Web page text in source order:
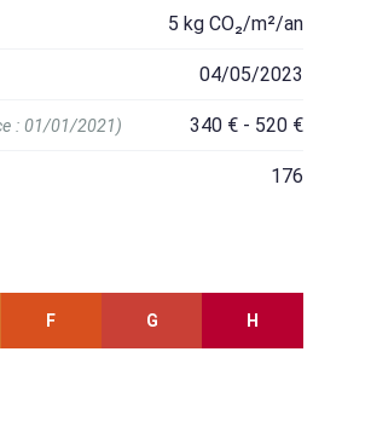
5 kg CO₂/m²/an
04/05/2023
340 € - 520 €
: 01/01/2021)
176
F G H